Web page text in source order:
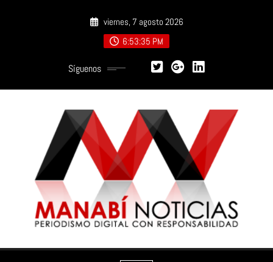
viernes, 7 agosto 2026
6:53:36 PM
Síguenos